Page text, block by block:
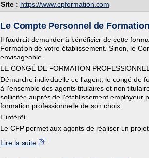
Site : https://www.cpformation.com
Le Compte Personnel de
Il faudrait demander à bénéficier de cette
Formation de votre établissement. Sinon, le
envisageable.
LE CONGÉ DE FORMATION
Démarche individuelle de l'agent, le congé de
à l'ensemble des agents titulaires et non
sollicitée auprès de l'établissement employeur
formation professionnelle de son choix.
L'intérêt
Le CFP permet aux agents de réaliser un
Lire la suite